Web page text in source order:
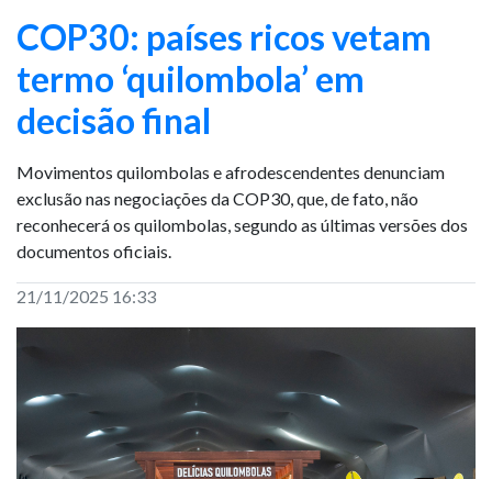
COP30: países ricos vetam
termo ‘quilombola’ em
decisão final
Movimentos quilombolas e afrodescendentes denunciam
exclusão nas negociações da COP30, que, de fato, não
reconhecerá os quilombolas, segundo as últimas versões dos
documentos oficiais.
21/11/2025 16:33